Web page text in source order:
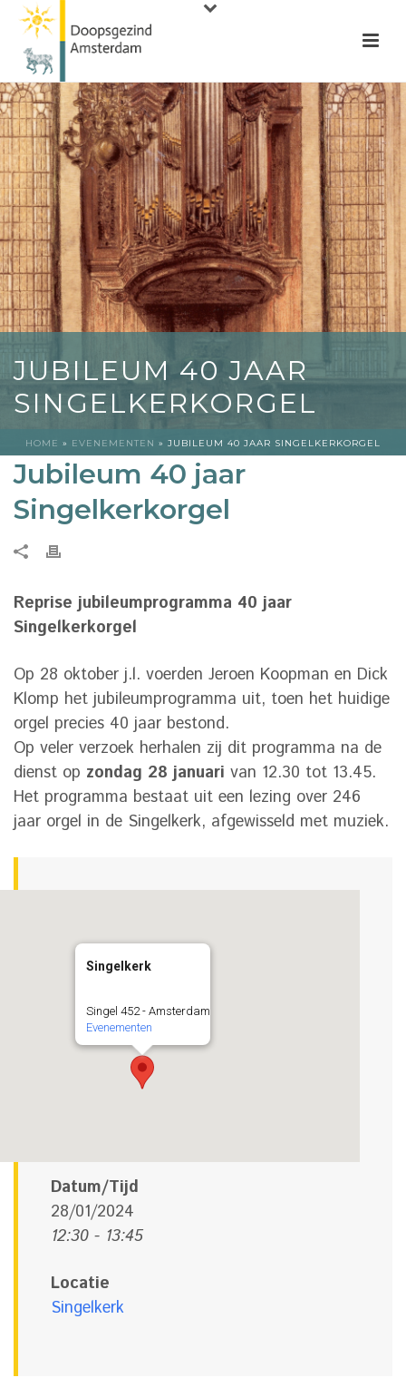
JUBILEUM 40 JAAR
SINGELKERKORGEL
HOME » EVENEMENTEN » JUBILEUM 40 JAAR SINGELKERKORGEL
Jubileum 40 jaar
Singelkerkorgel
Reprise jubileumprogramma 40 jaar
Singelkerkorgel
Op 28 oktober j.l. voerden Jeroen Koopman en Dick
Klomp het jubileumprogramma uit, toen het huidige
orgel precies 40 jaar bestond.
Op veler verzoek herhalen zij dit programma na de
dienst op zondag 28 januari van 12.30 tot 13.45.
Het programma bestaat uit een lezing over 246
jaar orgel in de Singelkerk, afgewisseld met muziek.
Singelkerk
Singel 452 - Amsterdam
Evenementen
Datum/Tijd
28/01/2024
12:30 - 13:45
Locatie
Singelkerk